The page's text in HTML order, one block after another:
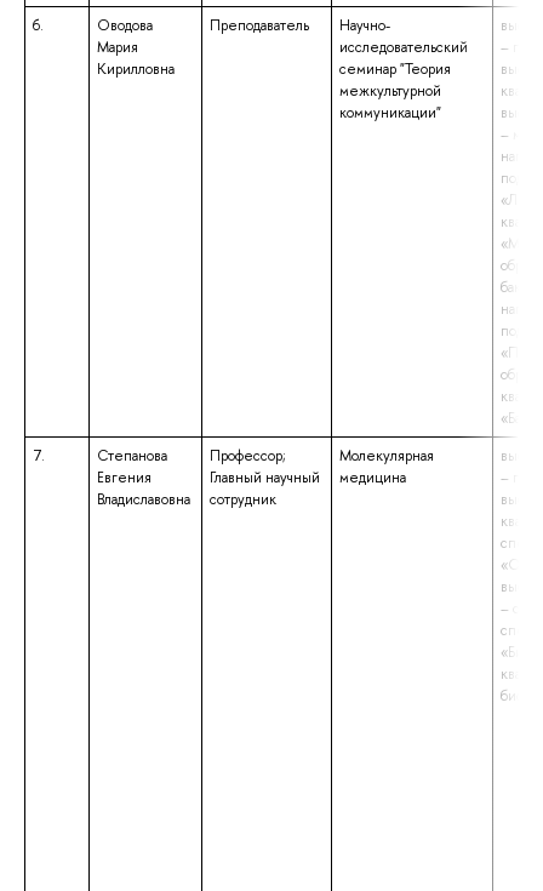
6.
Оводова
Мария
Кирилловна
Преподаватель
Научно-
исследовательский
семинар "Теория
межкультурной
коммуникации"
–
–
7.
Степанова
Евгения
Владиславовна
Профессор;
Главный научный
сотрудник
Молекулярная
медицина
–
–